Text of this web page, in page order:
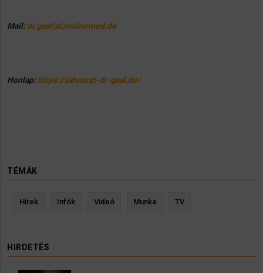
Mail:dr.gaal(at)onlinemed.de
Honlap:https://zahnarzt-dr-gaal.de/
TÉMÁK
Hírek Infók Videó Munka TV
HIRDETÉS